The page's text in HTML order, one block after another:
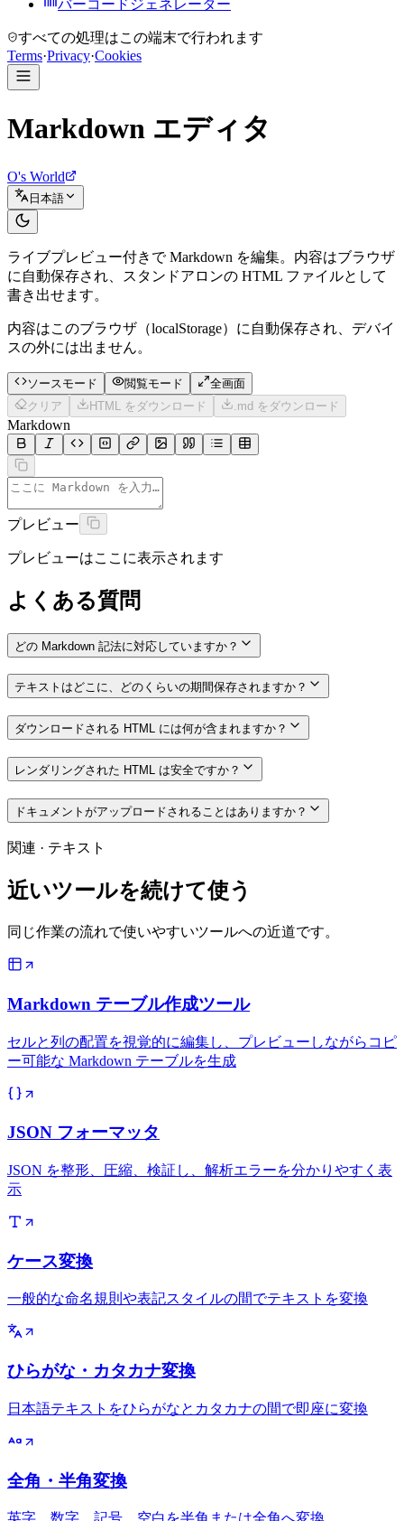
バーコードジェネレーター
すべての処理はこの端末で行われます
Terms·Privacy·Cookies
Markdown エディタ
O's World
日本語
ライブプレビュー付きで Markdown を編集。内容はブラウザ
に自動保存され、スタンドアロンの HTML ファイルとして
書き出せます。
内容はこのブラウザ（localStorage）に自動保存され、デバイ
スの外には出ません。
ソースモード 閲覧モード
全画面
クリア
HTML をダウンロード .md をダウンロード
Markdown
プレビュー
プレビューはここに表示されます
よくある質問
どの Markdown 記法に対応していますか？
テキストはどこに、どのくらいの期間保存されますか？
ダウンロードされる HTML には何が含まれますか？
レンダリングされた HTML は安全ですか？
ドキュメントがアップロードされることはありますか？
関連 · テキスト
近いツールを続けて使う
同じ作業の流れで使いやすいツールへの近道です。
Markdown テーブル作成ツール
セルと列の配置を視覚的に編集し、プレビューしながらコピ
ー可能な Markdown テーブルを生成
JSON フォーマッタ
JSON を整形、圧縮、検証し、解析エラーを分かりやすく表
示
ケース変換
一般的な命名規則や表記スタイルの間でテキストを変換
ひらがな・カタカナ変換
日本語テキストをひらがなとカタカナの間で即座に変換
全角・半角変換